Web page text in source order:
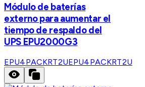
Módulo de baterías
externo para aumentar el
tiempo de respaldo del
UPS EPU2000G3
EPU4PACKRT2UEPU4PACKRT2U